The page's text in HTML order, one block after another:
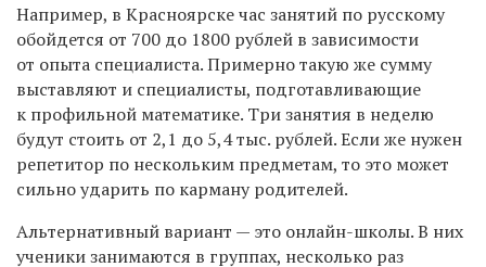
Например, в Красноярске час занятий по русскому
обойдется от 700 до 1800 рублей в зависимости
от опыта специалиста. Примерно такую же сумму
выставляют и специалисты, подготавливающие
к профильной математике. Три занятия в неделю
будут стоить от 2,1 до 5,4 тыс. рублей. Если же нужен
репетитор по нескольким предметам, то это может
сильно ударить по карману родителей.
Альтернативный вариант — это онлайн-школы. В них
ученики занимаются в группах, несколько раз